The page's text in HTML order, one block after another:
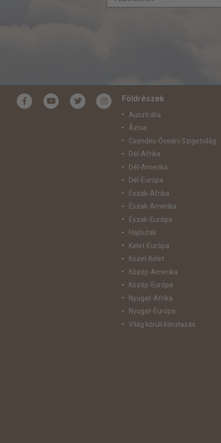
Földrészek
Ausztrália
Ázsia
Csendes-Óceáni Szigetvilág
Dél-Afrika
Dél-Amerika
Dél-Európa
Észak-Afrika
Észak-Amerika
Észak-Európa
Hajóutak
Kelet-Európa
Közel-Kelet
Közép-Amerika
Közép-Európa
Nyugat-Afrika
Nyugat-Európa
Világ körüli körutazás